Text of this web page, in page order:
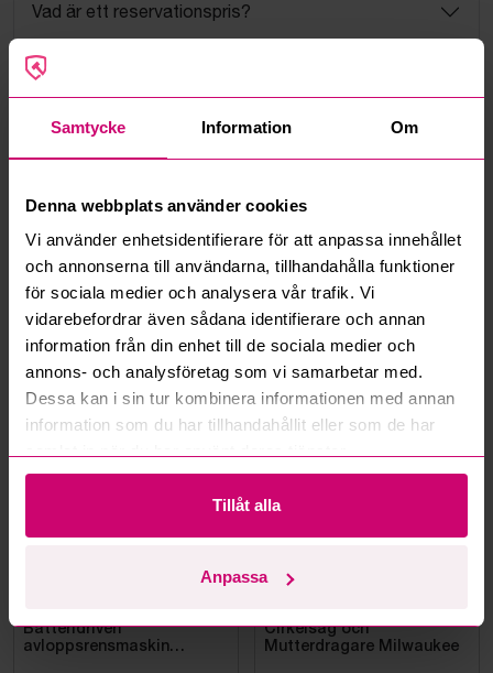
Samtycke Information Om
Denna webbplats använder cookies
Vi använder enhetsidentifierare för att anpassa innehållet
och annonserna till användarna, tillhandahålla funktioner
för sociala medier och analysera vår trafik. Vi
vidarebefordrar även sådana identifierare och annan
information från din enhet till de sociala medier och
annons- och analysföretag som vi samarbetar med.
Dessa kan i sin tur kombinera informationen med annan
information som du har tillhandahållit eller som de har
Tillåt alla
Anpassa
Vad är ett reservationspris?
Hur fungerar maxbud?
Hur fungerar budmotorn?
Kan ni frakta mina vunna objekt?
Läs fler frågor och svar
Mer från samma kategori
Batteridriven
avloppsrensmaskin
Milwaukee
Cirkelsåg och
Mutterdragare Milwaukee
Milwaukee